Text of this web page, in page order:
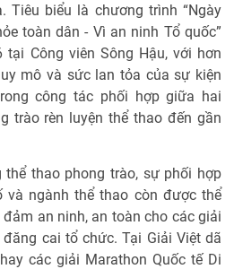
Tiêu biểu là chương trình “Ngày
toàn dân - Vì an ninh Tổ quốc”
tại Công viên Sông Hậu, với hơn
mô và sức lan tỏa của sự kiện
công tác phối hợp giữa hai
trào rèn luyện thể thao đến gần
thể thao phong trào, sự phối hợp
và ngành thể thao còn được thể
an ninh, an toàn cho các giải
cai tổ chức. Tại Giải Việt dã
các giải Marathon Quốc tế Di